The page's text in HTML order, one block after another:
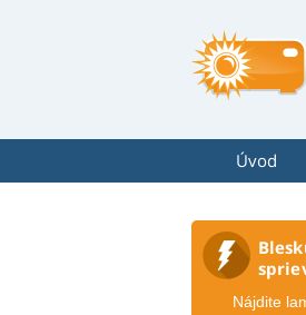
Úvod
Nájdite